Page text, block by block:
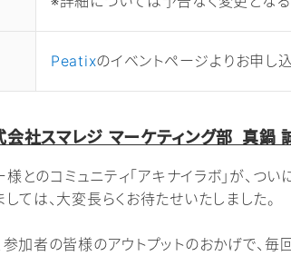
Peatixのイベントページよりお申し込
会社スマレジ マーケティング部 真鍋
のコミュニティ「アキナイラボ」が、つ
ては、大変長らくお待たせいたしました。
加者の皆様のアウトプットのおかげで、毎